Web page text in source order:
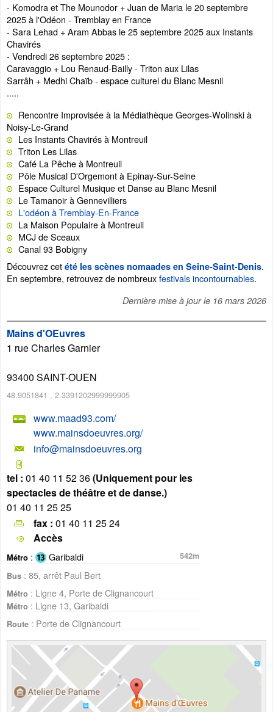
- Komodra et The Mounodor + Juan de Maria le 20 septembre
2025 à l'Odéon - Tremblay en France
- Sara Lehad + Aram Abbas le 25 septembre 2025 aux Instants
Chavirés
- Vendredi 26 septembre 2025 :
Caravaggio + Lou Renaud-Bailly - Triton aux Lilas
Sarrâh + Medhi Chaïb - espace culturel du Blanc Mesnil
.....
Rencontre Improvisée à la Médiathèque Georges-Wolinski à
Noisy-Le-Grand
Les Instants Chavirés à Montreuil
Triton Les Lilas
Café La Pêche à Montreuil
Pôle Musical D'Orgemont à Epinay-Sur-Seine
Espace Culturel Musique et Danse au Blanc Mesnil
Le Tamanoir à Gennevilliers
L'odéon à Tremblay-En-France
La Maison Populaire à Montreuil
MCJ de Sceaux
Canal 93 Bobigny
Découvrez cet été les scènes nomaades en Seine-Saint-Denis.
En septembre, retrouvez de nombreuxfestivals incontournables.
Dernière mise à jour le 16 mars 2026
Mains d'OEuvres
1 rue Charles Garnier
93400 SAINT-OUEN
48.9051841 , 2.3391202999999905
www.maad93.com/
www.mainsdoeuvres.org/
info@mainsdoeuvres.org
tel : 01 40 11 52 36(Uniquement pour les
spectacles de théâtre et de danse.)
01 40 11 25 25
fax : 01 40 11 25 24
Accès
Métro : Garibaldi
542m
Bus : 85, arrêt Paul Bert
Métro : Ligne 4, Porte de Clignancourt
Métro : Ligne 13, Garibaldi
Route : Porte de Clignancourt